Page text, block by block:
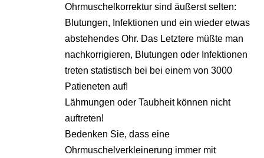
Ohrmuschelkorrektur sind äußerst selten:
Blutungen, Infektionen und ein wieder etwas
abstehendes Ohr. Das Letztere müßte man
nachkorrigieren, Blutungen oder Infektionen
treten statistisch bei bei einem von 3000
Patieneten auf!
Lähmungen oder Taubheit können nicht
auftreten!
Bedenken Sie, dass eine
Ohrmuschelverkleinerung immer mit